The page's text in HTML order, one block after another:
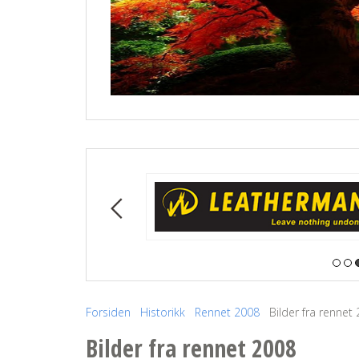
Forsiden Historikk Rennet 2008 Bilder fra rennet
Bilder fra rennet 2008